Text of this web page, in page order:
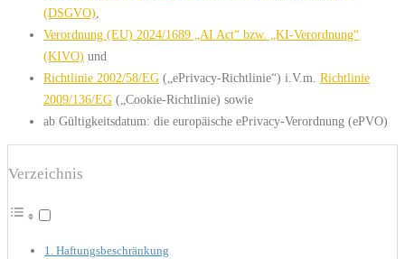
(DSGVO)
Verordnung (EU) 2024/1689 „AI Act“ bzw. „KI-Verordnung“
(KIVO) und
Richtlinie 2002/58/EG („ePrivacy-Richtlinie“) i.V.m. Richtlinie
2009/136/EG („Cookie-Richtlinie) sowie
ab Gültigkeitsdatum: die europäische ePrivacy-Verordnung (ePVO)
Verzeichnis
1. Haftungsbeschränkung